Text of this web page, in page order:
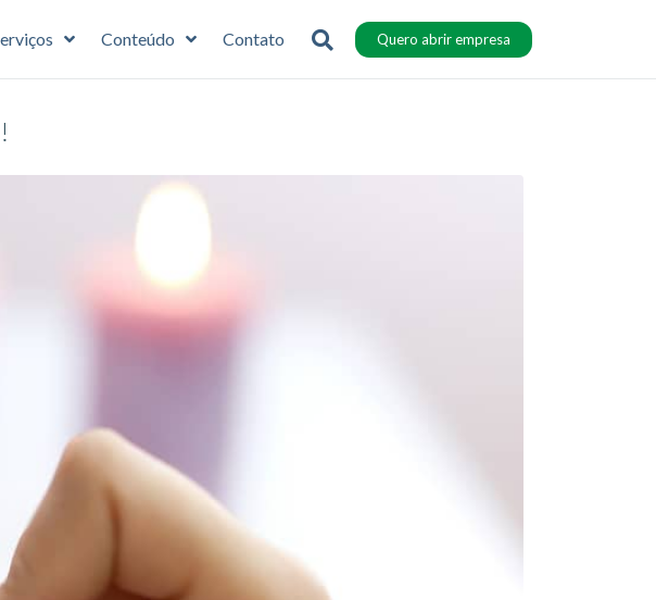
Conteúdo Contato Quero abrir empresa